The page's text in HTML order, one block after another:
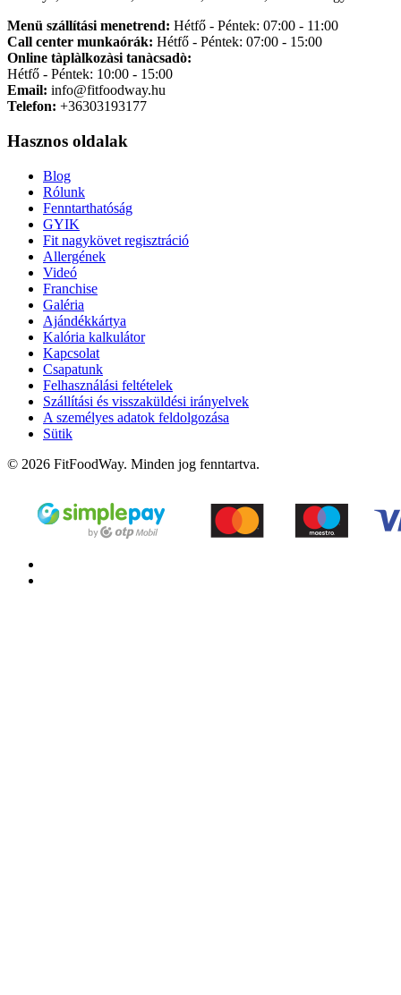
Menü szállítási menetrend: Hétfő - Péntek: 07:00 - 11:00
Call center munkaórák: Hétfő - Péntek: 07:00 - 15:00
Online tàplàlkozàsi tanàcsadò:
Hétfő - Péntek: 10:00 - 15:00
Email: info@fitfoodway.hu
Telefon: +36303193177
Hasznos oldalak
Blog
Rólunk
Fenntarthatóság
GYIK
Fit nagykövet regisztráció
Allergének
Videó
Franchise
Galéria
Ajándékkártya
Kalória kalkulátor
Kapcsolat
Csapatunk
Felhasználási feltételek
Szállítási és visszaküldési irányelvek
A személyes adatok feldolgozása
Sütik
© 2026 FitFoodWay. Minden jog fenntartva.